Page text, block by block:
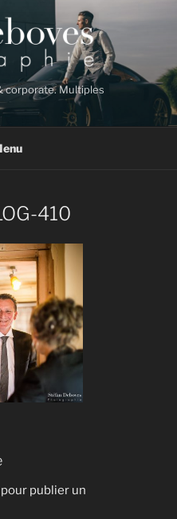
corporate. Multiples
410
pour publier un